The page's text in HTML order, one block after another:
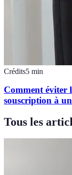
Crédits5 min
Comment éviter
souscription à
Tous les